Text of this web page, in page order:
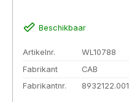
Beschikbaar
Artikelnr.
WL10788
Fabrikant
CAB
Fabrikantnr.
8932122.001